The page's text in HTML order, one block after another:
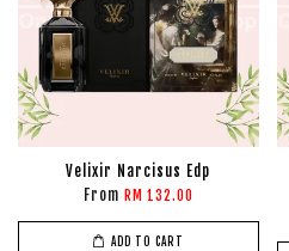
Velixir Narcisus Edp
From RM 132.00
ADD TO CART